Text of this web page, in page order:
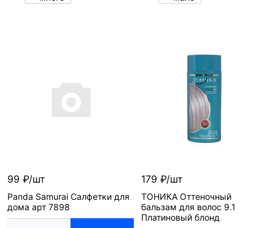
99 ₽/шт
Panda Samurai Салфетки для
дома арт 7898
179 ₽/шт
ТОНИКА Оттеночный
бальзам для волос 9.1
Платиновый блонд